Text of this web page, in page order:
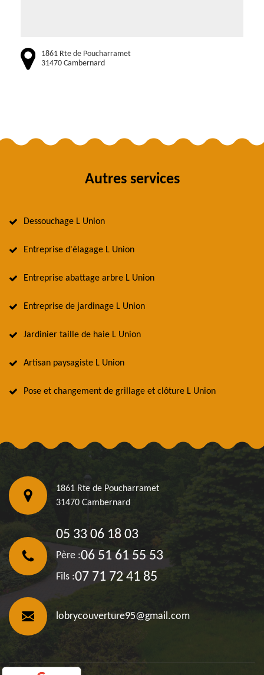
1861 Rte de Poucharramet
31470 Cambernard
Autres services
Dessouchage L Union
Entreprise d'élagage L Union
Entreprise abattage arbre L Union
Entreprise de jardinage L Union
Jardinier taille de haie L Union
Artisan paysagiste L Union
Pose et changement de grillage et clôture L Union
1861 Rte de Poucharramet
31470 Cambernard
05 33 06 18 03
Père :06 51 61 55 53
Fils :07 71 72 41 85
lobrycouverture95@gmail.com